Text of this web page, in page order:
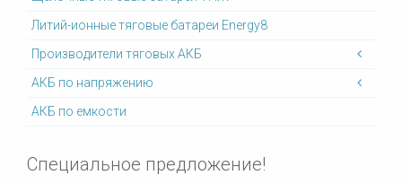
Литий-ионные тяговые батареи Energy8
Производители тяговых АКБ
АКБ по напряжению
АКБ по емкости
Специальное предложение!